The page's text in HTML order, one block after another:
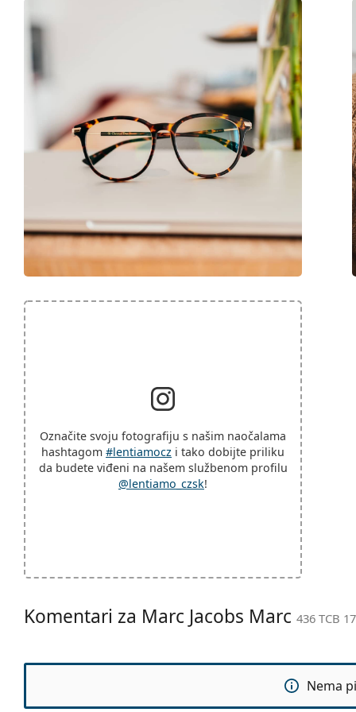
Označite svoju fotografiju s našim naočalama
hashtagom #lentiamocz i tako dobijte priliku
da budete viđeni na našem službenom profilu
@lentiamo_czsk!
Komentari za Marc Jacobs Marc 436 TCB
Nema